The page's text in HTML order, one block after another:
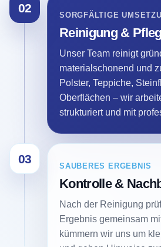
02
SORGFÄLTIGE
Reinigung &
Unser Team reinigt
materialschonend und
Polster, Teppiche,
Oberflächen – wir
strukturiert und mit
03
SAUBERES ERGEBNIS
Kontrolle &
Nach der Reinigung
Ergebnis gemeinsam
kümmern wir uns um